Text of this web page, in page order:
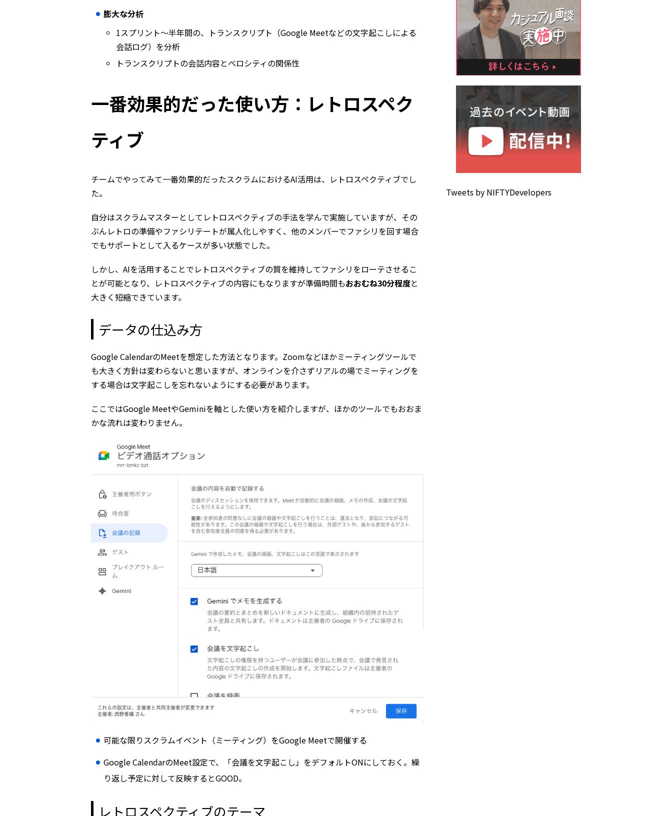
膨大な分析
1スプリント〜半年間の、トランスクリプト（Google Meetなどの文字起こしによる
会話ログ）を分析
トランスクリプトの会話内容とベロシティの関係性
一番効果的だった使い方：レトロスペク
ティブ
チームでやってみて一番効果的だったスクラムにおけるAI活用は、レトロスペクティブでし
た。
自分はスクラムマスターとしてレトロスペクティブの手法を学んで実施していますが、その
ぶんレトロの準備やファシリテートが属人化しやすく、他のメンバーでファシリを回す場合
でもサポートとして入るケースが多い状態でした。
しかし、AIを活用することでレトロスペクティブの質を維持してファシリをローテさせるこ
とが可能となり、レトロスペクティブの内容にもなりますが準備時間もおおむね30分程度と
大きく短縮できています。
データの仕込み方
Google CalendarのMeetを想定した方法となります。Zoomなどほかミーティングツールで
も大きく方針は変わらないと思いますが、オンラインを介さずリアルの場でミーティングを
する場合は文字起こしを忘れないようにする必要があります。
ここではGoogle MeetやGeminiを軸とした使い方を紹介しますが、ほかのツールでもおおま
かな流れは変わりません。
可能な限りスクラムイベント（ミーティング）をGoogle Meetで開催する
Google CalendarのMeet設定で、「会議を文字起こし」をデフォルトONにしておく。繰
り返し予定に対して反映するとGOOD。
レトロスペクティブのテーマ
Tweets by NIFTYDevelopers